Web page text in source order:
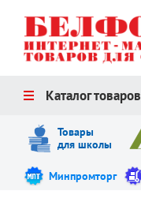
Каталог товаров
Товары
для школы
Минпромторг